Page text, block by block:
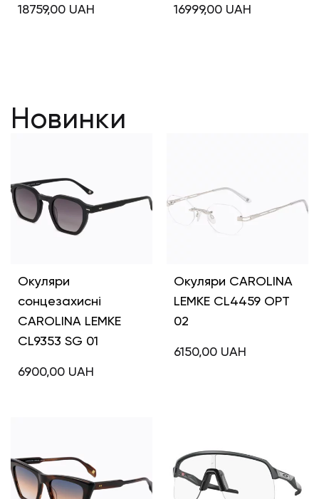
18759,00 UAH 16999,00 UAH
Новинки
Окуляри
сонцезахисні
CAROLINA LEMKE
CL9353 SG 01
6900,00 UAH
Окуляри CAROLINA
LEMKE CL4459 OPT
02
6150,00 UAH